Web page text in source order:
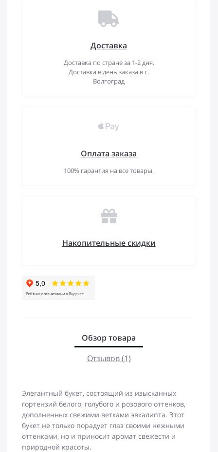
Доставка
Доставка по стране за 1-2 дня.
Доставка в день заказа в г.
Волгоград
Оплата заказа
100% гарантия на все товары.
Накопительные скидки
Обзор товара
Отзывов (1)
Элегантный букет, состоящий из изысканных
гортензий белого, голубого и розового оттенков,
дополненных свежими ветками эвкалипта. Этот
букет не только порадует глаз своими нежными
оттенками, но и приносит аромат свежести и
природной красоты.